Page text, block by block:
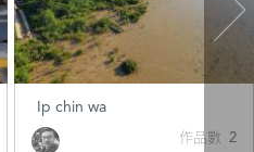
Ip chin wa
作品數 2